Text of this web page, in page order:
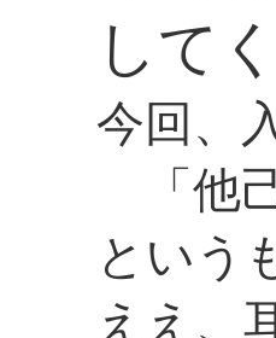
して
今回、
「他
という
ええ、